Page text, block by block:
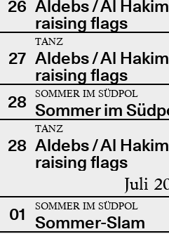
26 Aldebs / Al
raising flags
27
TANZ
Aldebs / Al
raising flags
28
SOMMER IM SÜDPOL
Sommer im
28
TANZ
Aldebs / Al
raising flags
Juli
01 SOMMER IM SÜDPOL
Sommer-Slam